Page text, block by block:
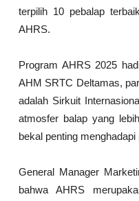
terpilih 10 pebalap
AHRS.
Program AHRS 2025
AHM SRTC Deltamas,
adalah Sirkuit
atmosfer balap yang
bekal penting
General Manager
bahwa AHRS